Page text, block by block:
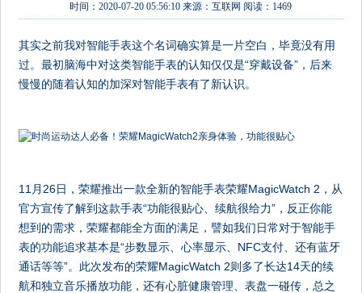
时间：2020-07-20 05:56:10 来源：互联网 阅读：1469
其实之前我对智能手表这个名词确实算是一片空白，毕竟没有用
过。最初脑海中对这类智能手表的认知仅仅是“穿戴设备”，后来
慢慢的随着认知的加深对智能手表有了新认识。
11月26日，荣耀推出一款全新的智能手表荣耀MagicWatch 2，从
官方宣传了解到这款手表“功能很贴心、续航很给力”，反正你能
想到的需求，荣耀都能全方面的满足，譬如我们日常对于智能手
表的功能追求基本是“步数显示、心率显示、NFC支付、还有蓝牙
通话等等”。此次发布的荣耀MagicWatch 2则多了长达14天的续
航和独立音乐播放功能，还有心脏健康管理、表盘一碰传，总之